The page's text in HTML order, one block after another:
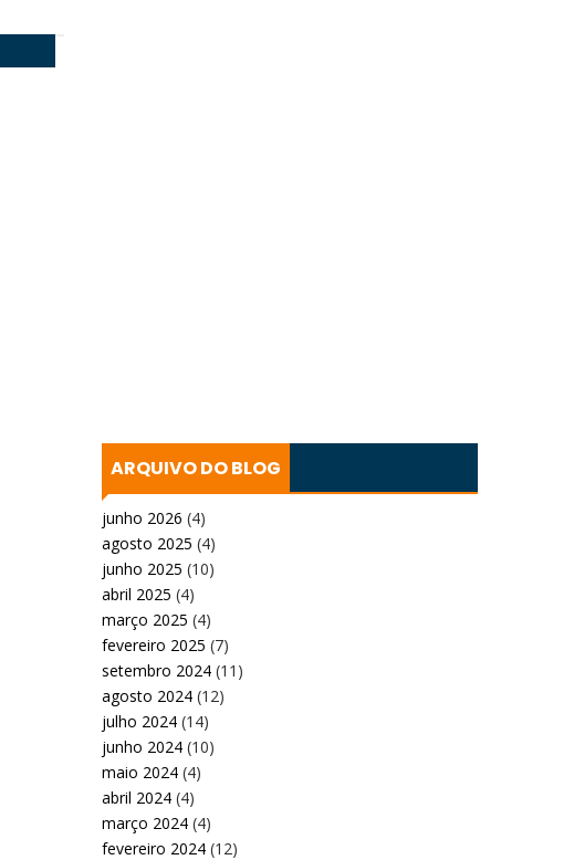
ARQUIVO DO BLOG
junho 2026 (4)
agosto 2025 (4)
junho 2025 (10)
abril 2025 (4)
março 2025 (4)
fevereiro 2025 (7)
setembro 2024 (11)
agosto 2024 (12)
julho 2024 (14)
junho 2024 (10)
maio 2024 (4)
abril 2024 (4)
março 2024 (4)
fevereiro 2024 (12)